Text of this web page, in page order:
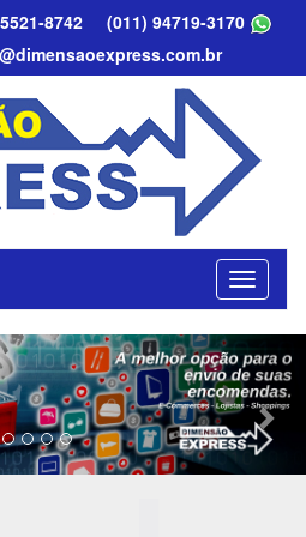
8742
(011) 94719-3170